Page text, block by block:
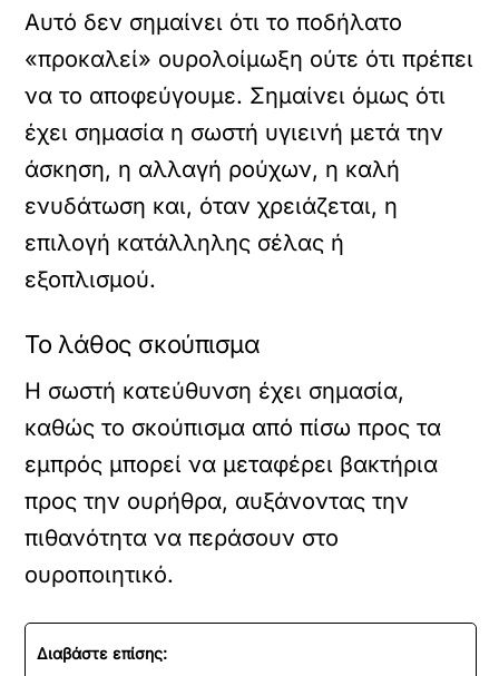
Αυτό δεν σημαίνει ότι το ποδήλατο
«προκαλεί» ουρολοίμωξη ούτε ότι πρέπει
να το αποφεύγουμε. Σημαίνει όμως ότι
έχει σημασία η σωστή υγιεινή μετά την
άσκηση, η αλλαγή ρούχων, η καλή
ενυδάτωση και, όταν χρειάζεται, η
επιλογή κατάλληλης σέλας ή
εξοπλισμού.
Το λάθος σκούπισμα
Η σωστή κατεύθυνση έχει σημασία,
καθώς το σκούπισμα από πίσω προς τα
εμπρός μπορεί να μεταφέρει βακτήρια
προς την ουρήθρα, αυξάνοντας την
πιθανότητα να περάσουν στο
ουροποιητικό.
Διαβάστε επίσης: